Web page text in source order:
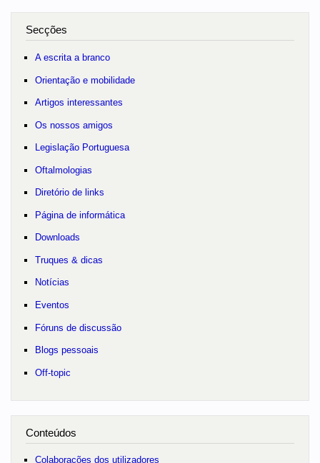
Secções
A escrita a branco
Orientação e mobilidade
Artigos interessantes
Os nossos amigos
Legislação Portuguesa
Oftalmologias
Diretório de links
Página de informática
Downloads
Truques & dicas
Notícias
Eventos
Fóruns de discussão
Blogs pessoais
Off-topic
Conteúdos
Colaborações dos utilizadores